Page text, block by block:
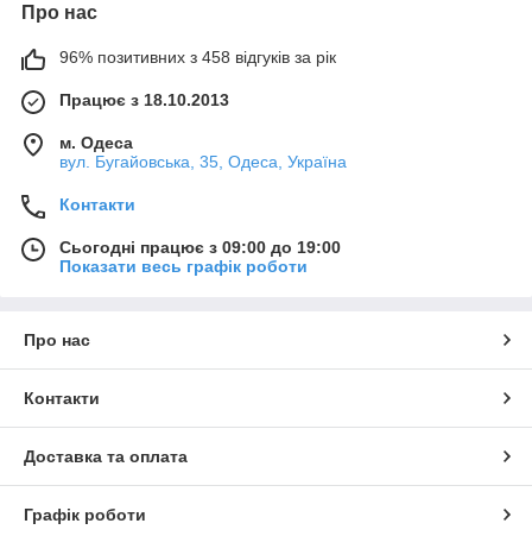
Про нас
96% позитивних з 458 відгуків за рік
Працює з 18.10.2013
м. Одеса
вул. Бугайовська, 35, Одеса, Україна
Контакти
Сьогодні працює з 09:00 до 19:00
Показати весь графік роботи
Про нас
Контакти
Доставка та оплата
Графік роботи